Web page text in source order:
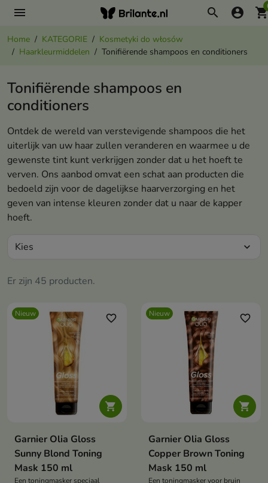
menu search account_circle
Home KATEGORIE
Kosmetyki do włosów
Haarkleurmiddelen
Tonifiërende shampoos en conditioners
Tonifiërende shampoos en
conditioners
Ontdek de wereld van verstevigende shampoos die het
uiterlijk van uw haar zullen veranderen en waarmee u de
gewenste tint kunt verkrijgen zonder dat u het hoeft te
verven. Ons aanbod omvat een schat aan producten die
bedoeld zijn voor de dagelijkse haarverzorging en het
geven van intense kleuren zonder dat u naar de kapper
hoeft.
Er zijn 45 producten.
Kies expand_more
Nieuw

favorite_border
Garnier Olia Gloss
Sunny Blond Toning
Mask 150 ml
Een toningmasker speciaal
Nieuw

favorite_border
Garnier Olia Gloss
Copper Brown Toning
Mask 150 ml
Een toningmasker voor bruin